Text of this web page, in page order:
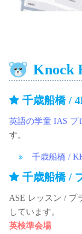
Knock
千歳船橋 /
英語の学童 IAS プ
す。
千歳船橋 /
千歳船橋 /
ASE レッスン / プ
しています。
英検準会場